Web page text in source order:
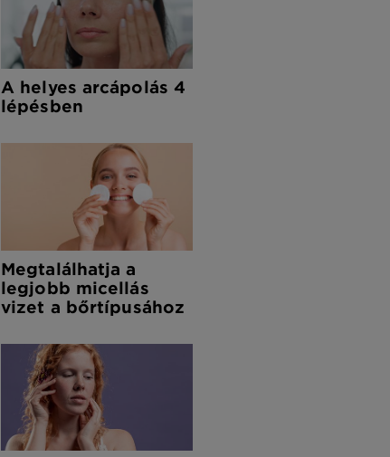
A helyes arcápolás 4
lépésben
Megtalálhatja a
legjobb micellás
vizet a bőrtípusához